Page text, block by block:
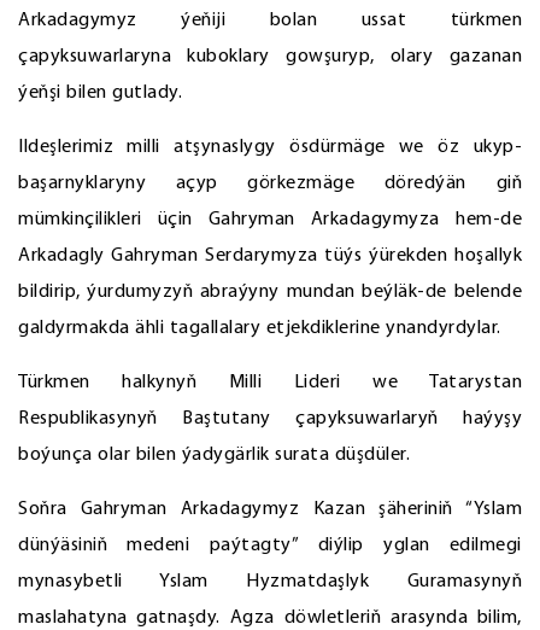
Arkadagymyz ýeňiji bolan ussat türkmen
çapyksuwarlaryna kuboklary gowşuryp, olary gazanan
ýeňşi bilen gutlady.
Ildeşlerimiz milli atşynaslygy ösdürmäge we öz ukyp-
başarnyklaryny açyp görkezmäge döredýän giň
mümkinçilikleri üçin Gahryman Arkadagymyza hem-de
Arkadagly Gahryman Serdarymyza tüýs ýürekden hoşallyk
bildirip, ýurdumyzyň abraýyny mundan beýläk-de belende
galdyrmakda ähli tagallalary etjekdiklerine ynandyrdylar.
Türkmen halkynyň Milli Lideri we Tatarystan
Respublikasynyň Baştutany çapyksuwarlaryň haýyşy
boýunça olar bilen ýadygärlik surata düşdüler.
Soňra Gahryman Arkadagymyz Kazan şäheriniň “Yslam
dünýäsiniň medeni paýtagty” diýlip yglan edilmegi
mynasybetli Yslam Hyzmatdaşlyk Guramasynyň
maslahatyna gatnaşdy. Agza döwletleriň arasynda bilim,